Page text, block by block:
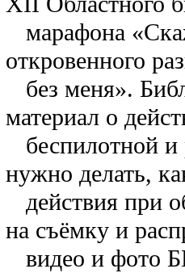
марафона
откровенного
без меня».
материал о
беспилотной
нужно делать,
действия при
на съёмку и
видео и фото